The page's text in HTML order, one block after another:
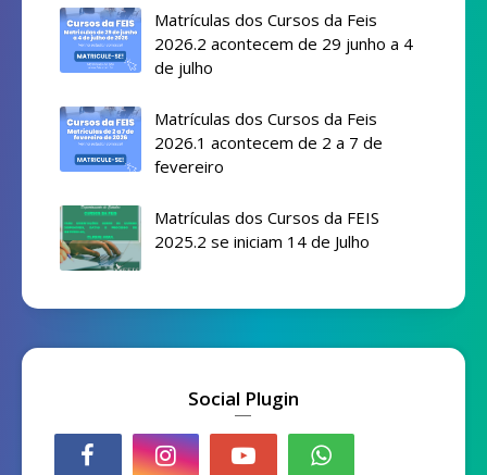
Matrículas dos Cursos da Feis
2026.2 acontecem de 29 junho a 4
de julho
Matrículas dos Cursos da Feis
2026.1 acontecem de 2 a 7 de
fevereiro
Matrículas dos Cursos da FEIS
2025.2 se iniciam 14 de Julho
Social Plugin